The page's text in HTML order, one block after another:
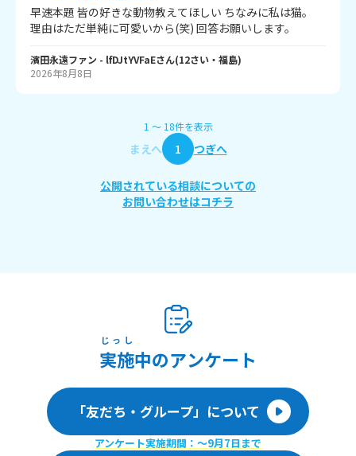
早速本題 皆の好きな動物教えてほしい ちなみに私は猫。
理由はただ単純に可愛いから(笑) 回答お願いします。
濱田永遠ファン - lfDJtYVFaEさん(12さい・ 福島)
2026年8月8日
1 〜 18件を表示
まえへ 1 つぎへ
公開されている相談についての
お問い合わせはコチラ
実施
じっし
中のアンケート
「友だち・グループ」について
アンケート実施期間：〜9月7日まで